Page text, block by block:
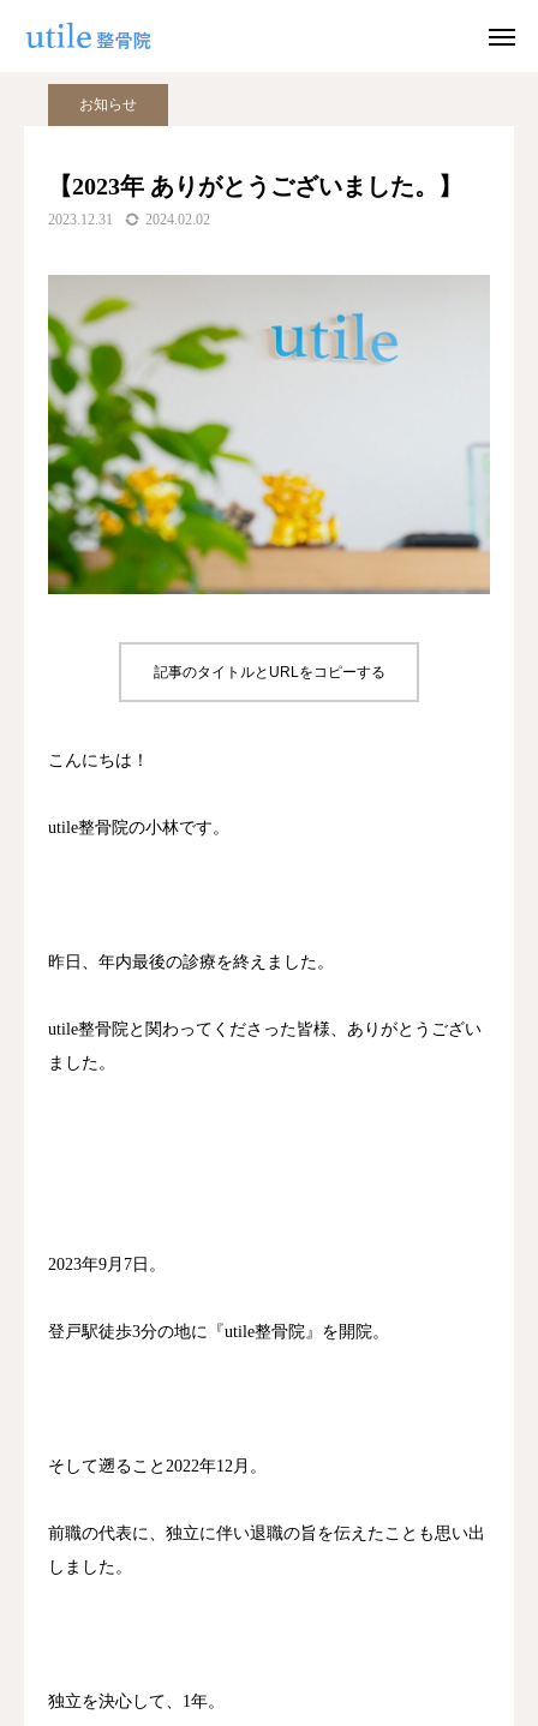
ブログ
お知らせ
【2023年 ありがとうございました。】
2023.12.31 2024.02.02
記事のタイトルとURLをコピーする
こんにちは！
utile整骨院の小林です。
昨日、年内最後の診療を終えました。
utile整骨院と関わってくださった皆様、ありがとうござい
ました。
2023年9月7日。
登戸駅徒歩3分の地に『utile整骨院』を開院。
そして遡ること2022年12月。
前職の代表に、独立に伴い退職の旨を伝えたことも思い出
しました。
独立を決心して、1年。
公式LINE
施術紹介
院長紹介
料金
適応症状
診療時間/アクセス
お問い合わせ
良くある質問